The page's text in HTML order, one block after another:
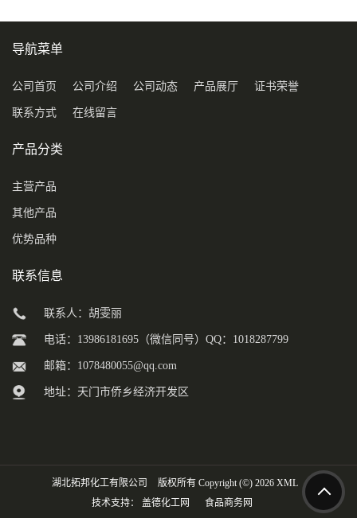
导航菜单
公司首页 公司介绍 公司动态 产品展厅 证书荣誉
联系方式 在线留言
产品分类
主营产品
其他产品
优势品种
联系信息
联系人：胡雯丽
电话：13986181695（微信同号）QQ：1018287799
邮箱： 1078480055@qq.com
地址：天门市侨乡经济开发区
湖北拓邦化工有限公司 版权所有 Copyright (©) 2026 XML
技术支持： 盖德化工网 食品商务网